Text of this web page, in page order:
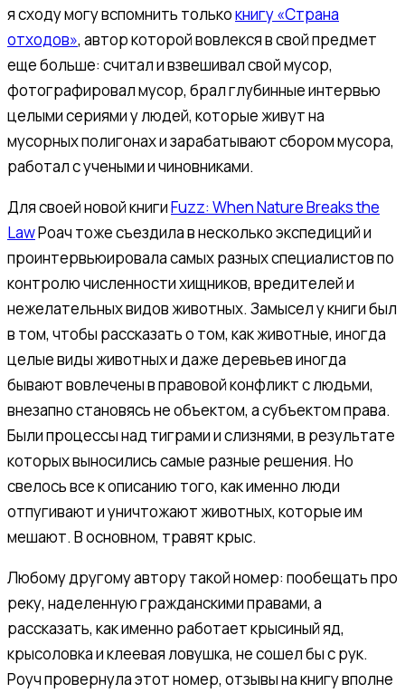
я сходу могу вспомнить толькокнигу «Страна
отходов», автор которой вовлекся в свой предмет
еще больше: считал и взвешивал свой мусор,
фотографировал мусор, брал глубинные интервью
целыми сериями у людей, которые живут на
мусорных полигонах и зарабатывают сбором мусора,
работал с учеными и чиновниками.
Для своей новой книгиFuzz: When Nature Breaks the
LawРоач тоже съездила в несколько экспедиций и
проинтервьюировала самых разных специалистов по
контролю численности хищников, вредителей и
нежелательных видов животных. Замысел у книги был
в том, чтобы рассказать о том, как животные, иногда
целые виды животных и даже деревьев иногда
бывают вовлечены в правовой конфликт с людьми,
внезапно становясь не объектом, а субъектом права.
Были процессы над тиграми и слизнями, в результате
которых выносились самые разные решения. Но
свелось все к описанию того, как именно люди
отпугивают и уничтожают животных, которые им
мешают. В основном, травят крыс.
Любому другому автору такой номер: пообещать про
реку, наделенную гражданскими правами, а
рассказать, как именно работает крысиный яд,
крысоловка и клеевая ловушка, не сошел бы с рук.
Роуч провернула этот номер, отзывы на книгу вполне